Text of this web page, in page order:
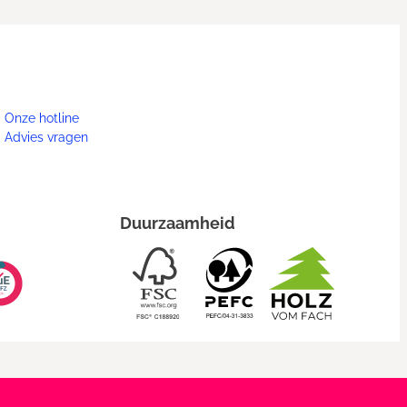
Onze hotline
Advies vragen
Duurzaamheid